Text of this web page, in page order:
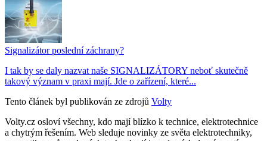
Signalizátor poslední záchrany?
I tak by se daly nazvat naše SIGNALIZÁTORY neboť skutečně
takový význam v praxi mají. Jde o zařízení, které...
Tento článek byl publikován ze zdrojů Volty
Volty.cz osloví všechny, kdo mají blízko k technice, elektrotechnice
a chytrým řešením. Web sleduje novinky ze světa elektrotechniky,